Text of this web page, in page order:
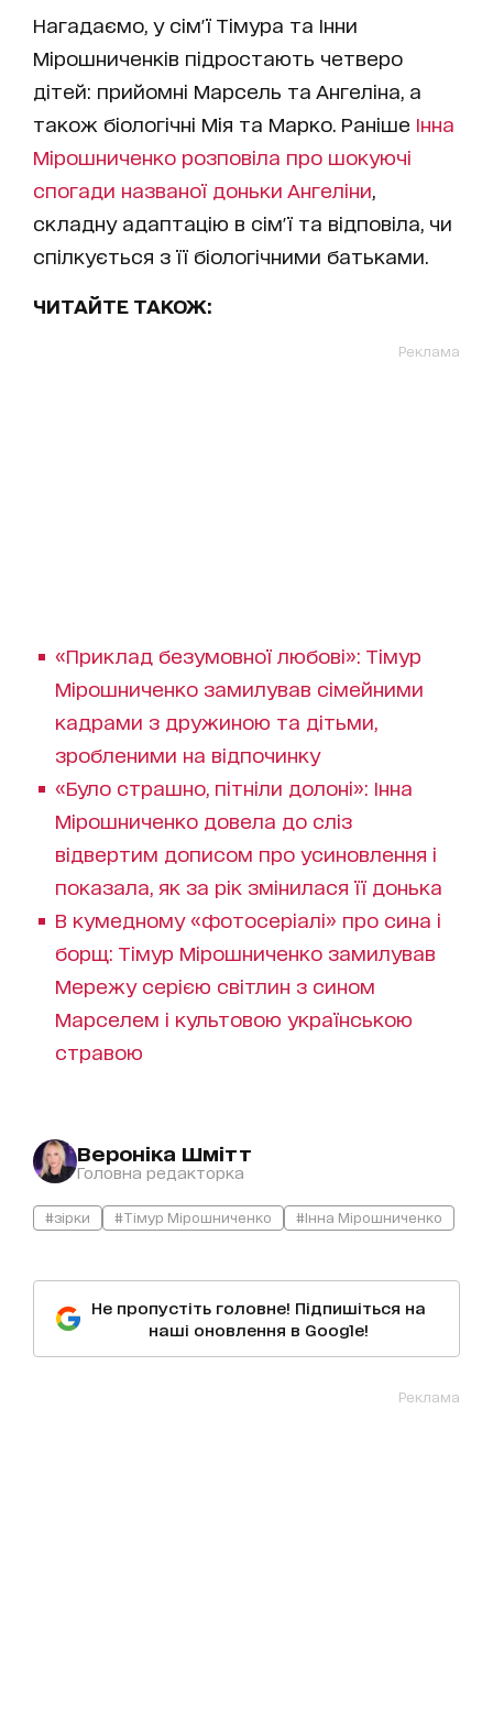
Нагадаємо, у сім'ї Тімура та Інни
Мірошниченків підростають четверо
дітей: прийомні Марсель та Ангеліна, а
також біологічні Мія та Марко. Раніше Інна
Мірошниченко розповіла про шокуючі
спогади названої доньки Ангеліни
складну адаптацію в сім'ї та відповіла, чи
спілкується з її біологічними батьками.
ЧИТАЙТЕ ТАКОЖ:
Реклама
«Приклад безумовної любові»: Тімур
Мірошниченко замилував сімейними
кадрами з дружиною та дітьми,
зробленими на відпочинку
«Було страшно, пітніли долоні»: Інна
Мірошниченко довела до сліз
відвертим дописом про усиновлення і
показала, як за рік змінилася її донька
В кумедному «фотосеріалі» про сина і
борщ: Тімур Мірошниченко замилував
Мережу серією світлин з сином
Марселем і культовою українською
стравою
Вероніка Шмітт
Головна редакторка
#зірки #Тімур Мірошниченко #Інна Мірошниченко
Не пропустіть головне! Підпишіться на
наші оновлення в Google!
Реклама